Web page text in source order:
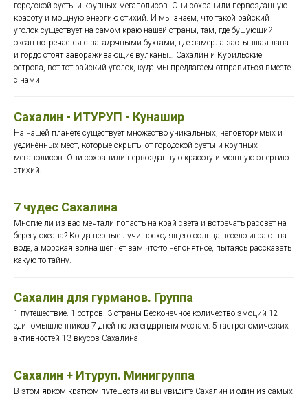
городской суеты и крупных мегаполисов. Они сохранили первозданную
красоту и мощную энергию стихий. И мы знаем, что такой райский
уголок существует на самом краю нашей страны, там, где бушующий
океан встречается с загадочными бухтами, где замерла застывшая лава
и гордо стоят завораживающие вулканы… Сахалин и Курильские
острова, вот тот райский уголок, куда мы предлагаем отправиться вместе
с нами!
Сахалин - ИТУРУП - Кунашир
На нашей планете существует множество уникальных, неповторимых и
уединённых мест, которые скрыты от городской суеты и крупных
мегаполисов. Они сохранили первозданную красоту и мощную энергию
стихий.
7 чудес Сахалина
Многие ли из вас мечтали попасть на край света и встречать рассвет на
берегу океана? Когда первые лучи восходящего солнца весело играют на
воде, а морская волна шепчет вам что-то непонятное, пытаясь рассказать
какую-то тайну.
Сахалин для гурманов. Группа
1 путешествие. 1 остров. 3 страны Бесконечное количество эмоций 12
единомышленников 7 дней по легендарным местам: 5 гастрономических
активностей 13 вкусов Сахалина
Сахалин + Итуруп. Минигруппа
В этом ярком кратком путешествии вы увидите Сахалин и один из самых